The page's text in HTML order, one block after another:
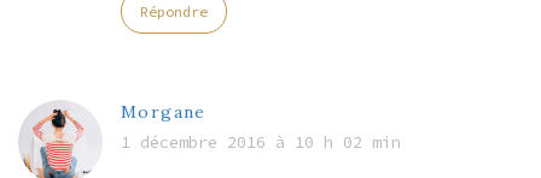
Répondre
Morgane
1 décembre 2016 à 10 h 02 min